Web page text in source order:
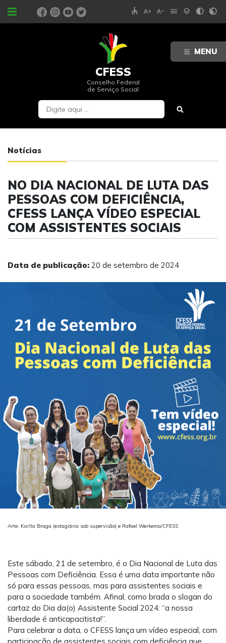
MENU
PORTAIS accessible text_increase text_decrease menu layers contrast contrast_rtl_off
CFESS
Conselho Federal
de Serviço Social
Notícias
NO DIA NACIONAL DE LUTA DAS
PESSOAS COM DEFICIÊNCIA,
CFESS LANÇA VÍDEO ESPECIAL
COM ASSISTENTES SOCIAIS
Data de publicação: 20 de setembro de 2024
Arte: Karlla Braga (estagiária sob supervisão) e Rafael Werkema/CFESS
Este sábado, 21 de setembro, é o Dia Nacional de Luta das
Pessoas com Deficiência. Essa é uma data importante não
só para essas pessoas, mas para assistentes sociais e
para a sociedade também. Afinal, como brada o slogan do
cartaz do Dia da(o) Assistente Social 2024: “a nossa
liberdade é anticapacitista!”.
Para celebrar a data, o CFESS lança um vídeo especial, com